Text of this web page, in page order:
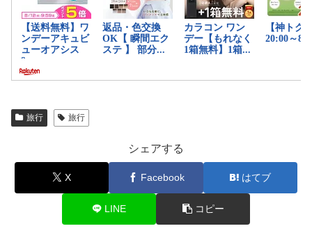
旅行 旅行
シェアする
X Facebook はてブ
LINE コピー